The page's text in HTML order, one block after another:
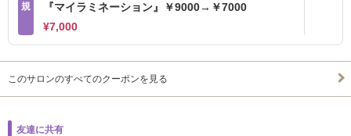
規
『マイラミネーション』￥9000→￥7000
¥7,000
このサロンのすべてのクーポンを見る
友達に共有